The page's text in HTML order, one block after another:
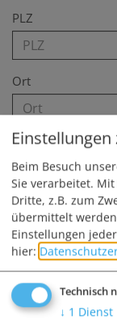
PLZ
Ort
Telefon
Fax
E-Mail*
Beim Besuch
Sie verarbeitet.
Dritte, z.B. zum
übermittelt
Einstellungen
hier:
Technisch
↓ 1 Dienst